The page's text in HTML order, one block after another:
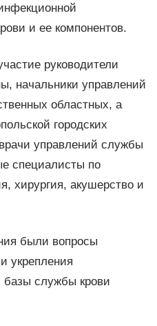
и ее компонентов.
руководители
начальники управлений
областных, а
городских
управлений службы
специалисты по
хирургия, акушерство и
были вопросы
укрепления
базы службы крови